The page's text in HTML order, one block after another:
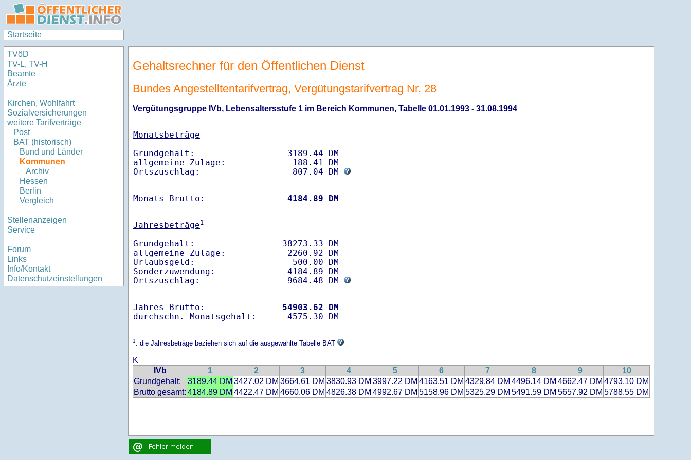
Startseite
TVöD
TV-L, TV-H
Beamte
Ärzte
Kirchen, Wohlfahrt
Sozialversicherungen
weitere Tarifverträge
Post
BAT (historisch)
Bund und Länder
Kommunen
Archiv
Hessen
Berlin
Vergleich
Stellenanzeigen
Service
Forum
Links
Info/Kontakt
Datenschutzeinstellungen
Gehaltsrechner für den Öffentlichen Dienst
Bundes Angestelltentarifvertrag, Vergütungstarifvertrag Nr. 28
Vergütungsgruppe IVb, Lebensaltersstufe 1 im Bereich Kommunen, Tabelle 01.01.1993 - 31.08.1994
Monatsbeträge
Grundgehalt:                  3189.44 DM
allgemeine Zulage:             188.41 DM
Ortszuschlag:                  807.04 DM
Monats-Brutto: 4184.89 DM
Jahresbeträge1
Grundgehalt:                 38273.33 DM
allgemeine Zulage:            2260.92 DM
Urlaubsgeld:                   500.00 DM
Sonderzuwendung:              4184.89 DM
Ortszuschlag:                 9684.48 DM
Jahres-Brutto: 54903.62 DM
1: die Jahresbeträge beziehen sich auf die ausgewählte Tabelle BAT
K
.. IVb .. 1 2 3 4 5 6 7 8 9
10
Grundgehalt:
3189.44 DM 3427.02 DM 3664.61 DM 3830.93 DM 3997.22 DM 4163.51 DM 4329.84 DM 4496.14 DM 4662.47 DM 4793.10 DM
Brutto gesamt: 4184.89 DM 4422.47 DM 4660.06 DM 4826.38 DM 4992.67 DM 5158.96 DM 5325.29 DM 5491.59 DM 5657.92 DM 5788.55 DM